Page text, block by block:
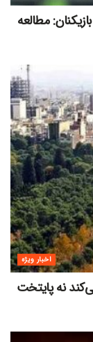
مطالعه
اخبار ویژه
نه پایتخت